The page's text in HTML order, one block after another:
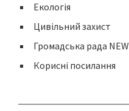
Екологія
Цивільний захист
Громадська рада NEW
Корисні посилання